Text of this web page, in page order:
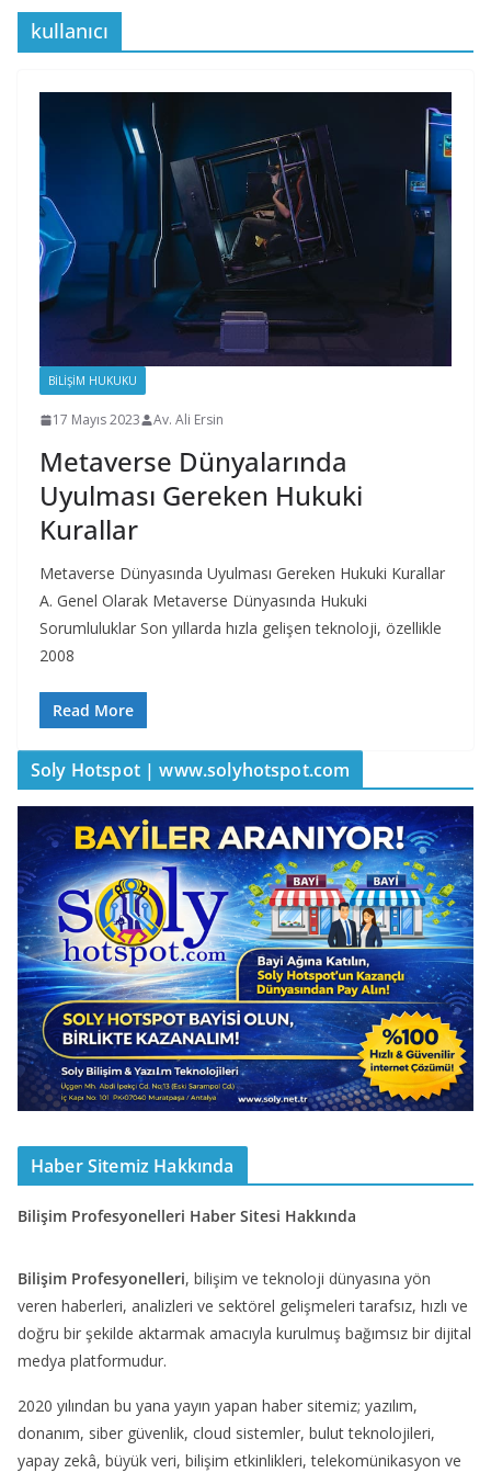
kullanıcı
BILIŞIM HUKUKU
17 Mayıs 2023 Av. Ali Ersin
Metaverse Dünyalarında
Uyulması Gereken Hukuki
Kurallar
Metaverse Dünyasında Uyulması Gereken Hukuki Kurallar
A. Genel Olarak Metaverse Dünyasında Hukuki
Sorumluluklar Son yıllarda hızla gelişen teknoloji, özellikle
2008
Read More
Soly Hotspot | www.solyhotspot.com
Haber Sitemiz Hakkında
Bilişim Profesyonelleri Haber Sitesi Hakkında
Bilişim Profesyonelleri, bilişim ve teknoloji dünyasına yön
veren haberleri, analizleri ve sektörel gelişmeleri tarafsız, hızlı ve
doğru bir şekilde aktarmak amacıyla kurulmuş bağımsız bir dijital
medya platformudur.
2020 yılından bu yana yayın yapan haber sitemiz; yazılım,
donanım, siber güvenlik, cloud sistemler, bulut teknolojileri,
yapay zekâ, büyük veri, bilişim etkinlikleri, telekomünikasyon ve